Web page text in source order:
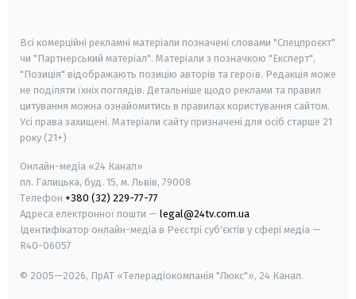
Всі комерційні рекламні матеріали позначені словами "Спецпроєкт"
чи "Партнерський матеріал". Матеріали з позначкою "Експерт",
"Позиція" відображають позицію авторів та героїв. Редакція може
не поділяти їхніх поглядів. Детальніше щодо реклами та правил
цитування можна ознайомитись в правилах користування сайтом.
Усі права захищені. Матеріали сайту призначені для осіб старше 21
року (21+)
Онлайн-медіа «24 Канал»
пл. Галицька, буд. 15, м. Львів, 79008
Телефон +380 (32) 229-77-77
Адреса електронної пошти — legal@24tv.com.ua
Ідентифікатор онлайн-медіа в Реєстрі суб'єктів у сфері медіа —
R40-06057
© 2005—2026, ПрАТ «Телерадіокомпанія "Люкс"», 24 Канал.